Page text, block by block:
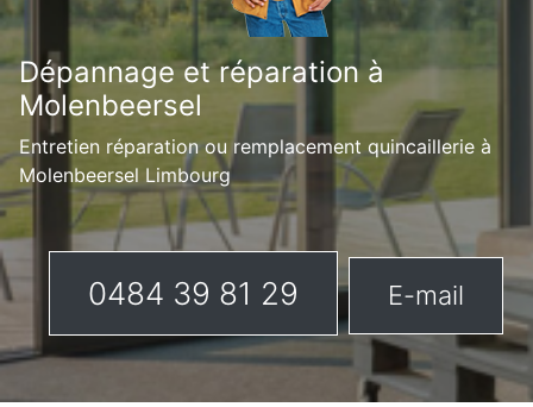
Dépannage et réparation à
Molenbeersel
Entretien réparation ou remplacement quincaillerie à
Molenbeersel Limbourg
0484 39 81 29 E-mail